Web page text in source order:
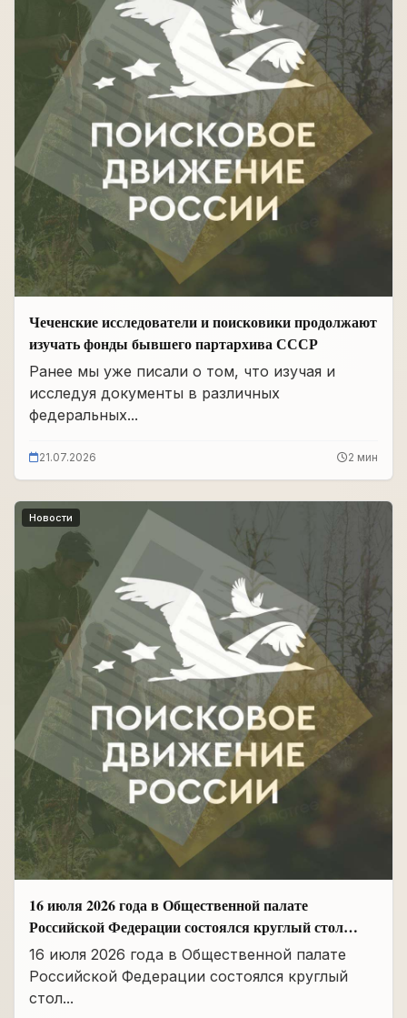
Чеченские исследователи и поисковики продолжают
изучать фонды бывшего партархива СССР
Ранее мы уже писали о том, что изучая и
исследуя документы в различных
федеральных...
21.07.2026 2 мин
Новости
16 июля 2026 года в Общественной палате
Российской Федерации состоялся круглый стол
«Сохранение памяти о Героях подвига
самопожертвования и воспитание...
16 июля 2026 года в Общественной палате
Российской Федерации состоялся круглый
стол...